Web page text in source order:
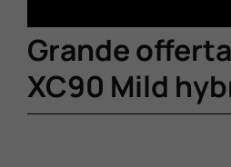
Grande
XC90 Mild